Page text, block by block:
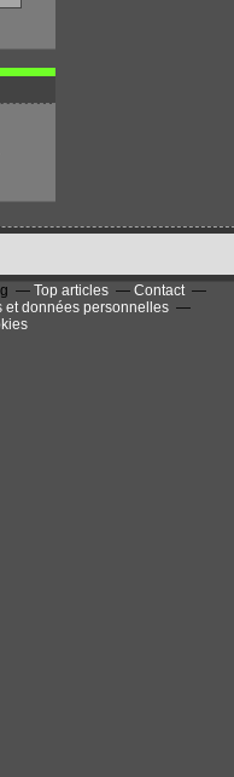
Top articles
Contact
et données personnelles